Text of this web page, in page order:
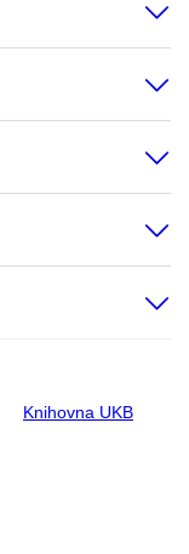
Knihovna UKB